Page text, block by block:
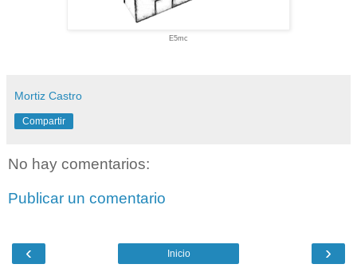
E5mc
Mortiz Castro
Compartir
No hay comentarios:
Publicar un comentario
‹ ›
Inicio